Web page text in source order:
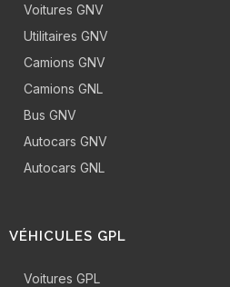
Voitures GNV
Utilitaires GNV
Camions GNV
Camions GNL
Bus GNV
Autocars GNV
Autocars GNL
VÉHICULES GPL
Voitures GPL